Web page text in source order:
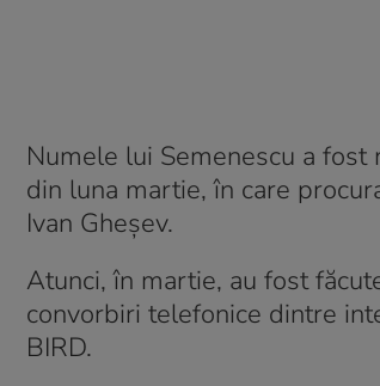
Numele lui Semenescu a
din luna martie, în care
Ivan Gheșev.
Atunci, în martie, au fost
convorbiri telefonice dintre
BIRD.